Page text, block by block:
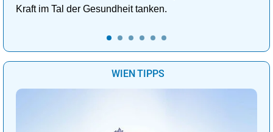
Kraft im Tal der Gesundheit tanken.
WIEN TIPPS